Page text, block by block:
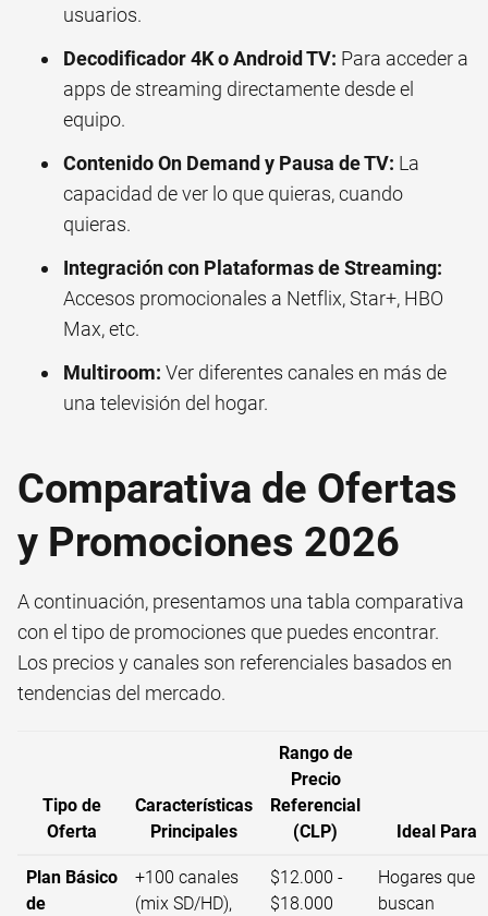
usuarios.
Decodificador 4K o Android TV: Para acceder a
apps de streaming directamente desde el
equipo.
Contenido On Demand y Pausa de TV: La
capacidad de ver lo que quieras, cuando
quieras.
Integración con Plataformas de Streaming:
Accesos promocionales a Netflix, Star+, HBO
Max, etc.
Multiroom: Ver diferentes canales en más de
una televisión del hogar.
Comparativa de Ofertas
y Promociones 2026
A continuación, presentamos una tabla comparativa
con el tipo de promociones que puedes encontrar.
Los precios y canales son referenciales basados en
tendencias del mercado.
Tipo de
Oferta
Características
Principales
Rango de
Precio
Referencial
(CLP)
Ideal Para
Plan Básico
de
+100 canales
(mix SD/HD),
$12.000 -
$18.000
Hogares que
buscan